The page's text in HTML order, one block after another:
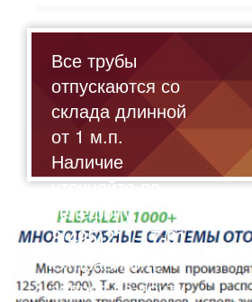
Все трубы
отпускаются со
склада длинной
от 1 м.п.
Наличие
уточняйте по
телефону:
8(495)211-17-01
Отправляйте
запрос на почту: